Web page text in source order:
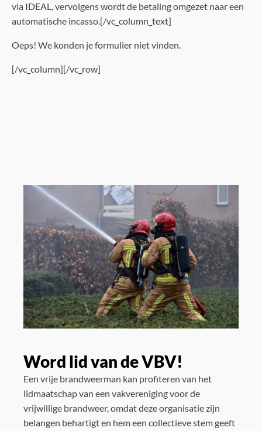
via IDEAL, vervolgens wordt de betaling omgezet naar een
automatische incasso.[/vc_column_text]
Oeps! We konden je formulier niet vinden.
[/vc_column][/vc_row]
Word lid van de VBV!
Een vrije brandweerman kan profiteren van het
lidmaatschap van een vakvereniging voor de
vrijwillige brandweer, omdat deze organisatie zijn
belangen behartigt en hem een collectieve stem geeft